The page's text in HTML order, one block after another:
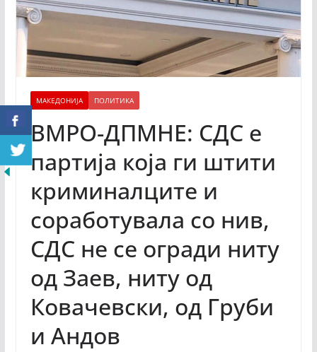
МАКЕДОНИЈА ПОЛИТИКА
ВМРО-ДПМНЕ: СДС е
партија која ги штити
криминалците и
соработувала со нив,
СДС не се огради ниту
од Заев, ниту од
Ковачевски, од Груби
и Андов